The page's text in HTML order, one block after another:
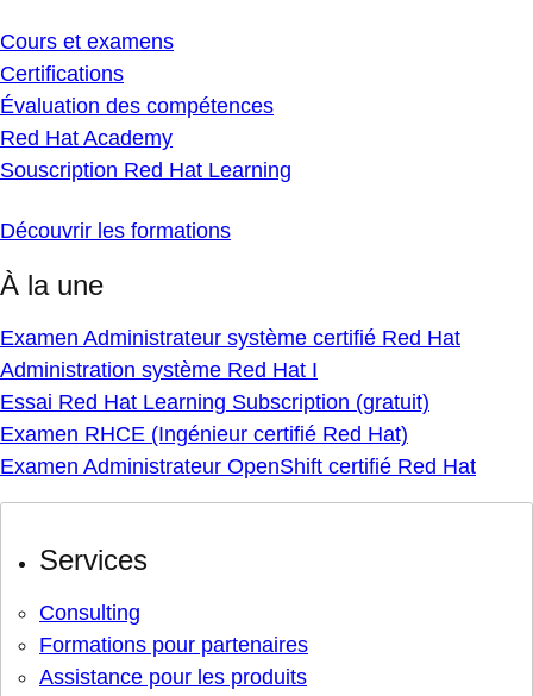
Cours et examens
Certifications
Évaluation des compétences
Red Hat Academy
Souscription Red Hat Learning
Découvrir les formations
À la une
Examen Administrateur système certifié Red Hat
Administration système Red Hat I
Essai Red Hat Learning Subscription (gratuit)
Examen RHCE (Ingénieur certifié Red Hat)
Examen Administrateur OpenShift certifié Red Hat
Services
Consulting
Formations pour partenaires
Assistance pour les produits